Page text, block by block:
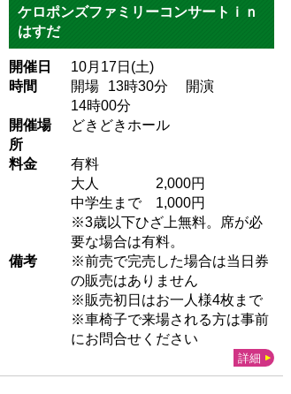
ケロポンズファミリーコンサートｉｎ
はすだ
開催日
10月17日(土)
時間
開場 13時30分
開演
14時00分
開催場
所
どきどきホール
料金
有料
大人 2,000円
中学生まで 1,000円
※3歳以下ひざ上無料。席が必
要な場合は有料。
備考
※前売で完売した場合は当日券
の販売はありません
※販売初日はお一人様4枚まで
※車椅子で来場される方は事前
にお問合せください
詳細